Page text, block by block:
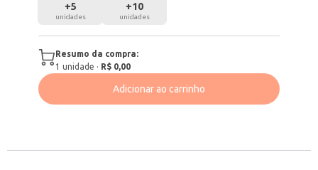
+5
unidades
+10
unidades
Resumo da compra:
1 unidade · R$ 0,00
Adicionar ao carrinho